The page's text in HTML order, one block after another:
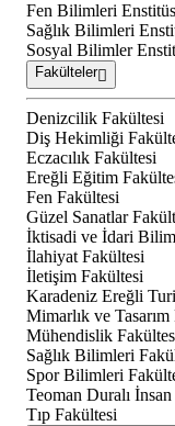
Fen Bilimleri
Sağlık Bilimleri
Sosyal Bilimler
Fakülteler
Denizcilik Fakültesi
Diş Hekimliği
Eczacılık Fakültesi
Ereğli Eğitim
Fen Fakültesi
Güzel Sanatlar
İktisadi ve İdari
İlahiyat Fakültesi
İletişim Fakültesi
Karadeniz Ereğli
Mimarlık ve
Mühendislik
Sağlık Bilimleri
Spor Bilimleri
Teoman Duralı
Tıp Fakültesi